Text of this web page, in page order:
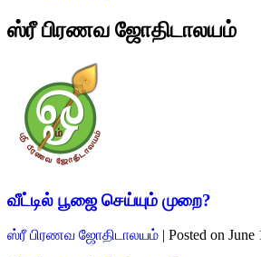
ஸ்ரீ பிரணவ ஜோதிடாலயம்
வீட்டில் பூஜை செய்யும் முறை?
ஸ்ரீ பிரணவ ஜோதிடாலயம் | Posted on June